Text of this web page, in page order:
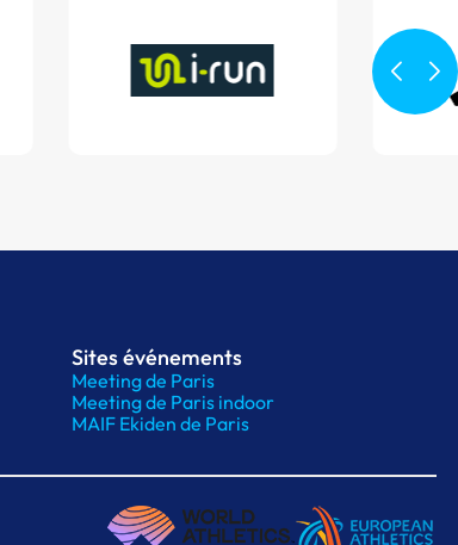
Sites événements
Meeting de Paris
Meeting de Paris indoor
MAIF Ekiden de Paris